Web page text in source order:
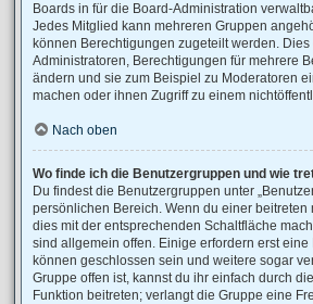
Boards in für die Board-Administration
Jedes Mitglied kann mehreren Gruppen
können Berechtigungen zugeteilt werden.
Administratoren, Berechtigungen für mehrere
ändern und sie zum Beispiel zu Moderatoren
machen oder ihnen Zugriff zu einem
Nach oben
Wo finde ich die Benutzergruppen und wie
Du findest die Benutzergruppen unter
persönlichen Bereich. Wenn du einer beitreten
dies mit der entsprechenden Schaltfläche
sind allgemein offen. Einige erfordern erst
können geschlossen sein und weitere sogar
Gruppe offen ist, kannst du ihr einfach durch
Funktion beitreten; verlangt die Gruppe eine